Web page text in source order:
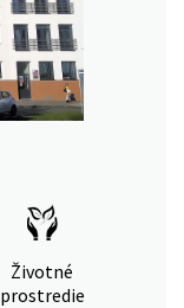
Životné
prostredie